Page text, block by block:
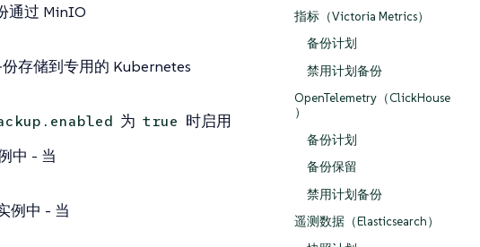
指标（Victoria Metrics）
备份计划
禁用计划备份
OpenTelemetry（ClickHouse
）
备份计划
备份保留
禁用计划备份
遥测数据（Elasticsearch）
通过 MinIO
存储到专用的 Kubernetes
为 true 时启用
中 - 当
例中 - 当